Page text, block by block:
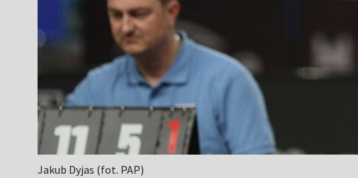
Jakub Dyjas (fot. PAP)